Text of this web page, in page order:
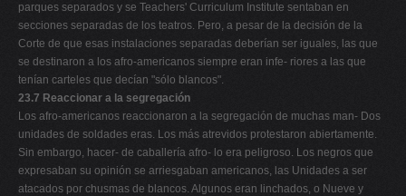
parques separados y se Teachers' Curriculum Institute sentaban en
secciones separadas de los teatros. Pero, a pesar de la decisión de la
Corte de que esas instalaciones separadas deberían ser iguales, las que
se destinaron a los afro-americanos siempre eran infe- riores a las que
tenían carteles que decían "sólo blancos".
23.7 Reaccionar a la segregación
Los afro-americanos reaccionaron a la segregación de muchas man- Dos
unidades de soldades eras. Los más atrevidos protestaron abiertamente.
Sin embargo, hacer- de caballería afro- lo era peligroso. Los negros que
expresaban su opinión se arriesgaban americanos, las Unidades a ser
atacados por chusmas de blancos. Algunos eran linchados, o Nueve y